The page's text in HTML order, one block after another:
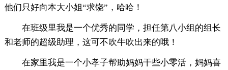
他们只好向本大小姐“求饶”，哈哈！
在班级里我是一个优秀的同学，担任第八小组的组长
和老师的超级助理，这可不吹牛吹出来的哦！
在家里我是一个小孝子帮助妈妈干些小零活，妈妈喜